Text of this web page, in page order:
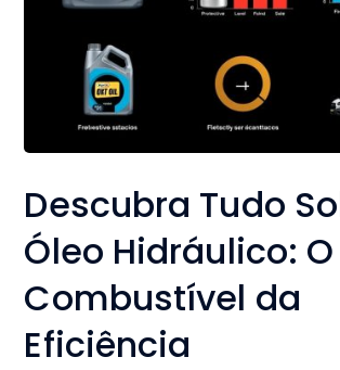
Descubra Tudo
Óleo Hidráulico: O
Combustível da
Eficiência